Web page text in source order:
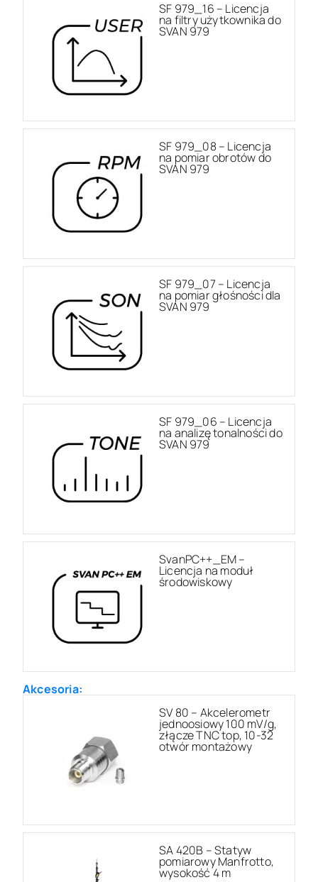
SF 979_16 – Licencja
na filtry użytkownika do
SVAN 979
SF 979_08 – Licencja
na pomiar obrotów do
SVAN 979
SF 979_07 – Licencja
na pomiar głośności dla
SVAN 979
SF 979_06 – Licencja
na analizę tonalności do
SVAN 979
SvanPC++_EM –
Licencja na moduł
środowiskowy
Akcesoria:
SV 80 – Akcelerometr
jednoosiowy 100 mV/g,
złącze TNC top, 10-32
otwór montażowy
SA 420B – Statyw
pomiarowy Manfrotto,
wysokość 4 m